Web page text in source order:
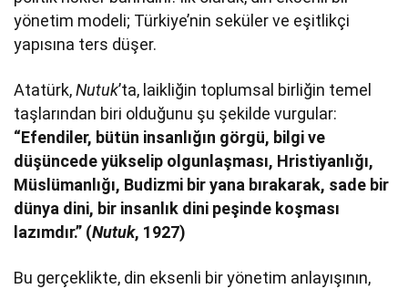
yönetim modeli; Türkiye’nin seküler ve eşitlikçi
yapısına ters düşer.
Atatürk,Nutuk’ta, laikliğin toplumsal birliğin temel
taşlarından biri olduğunu şu şekilde vurgular:
“Efendiler, bütün insanlığın görgü, bilgi ve
düşüncede yükselip olgunlaşması, Hristiyanlığı,
Müslümanlığı, Budizmi bir yana bırakarak, sade bir
dünya dini, bir insanlık dini peşinde koşması
lazımdır.” (Nutuk, 1927)
Bu gerçeklikte, din eksenli bir yönetim anlayışının,